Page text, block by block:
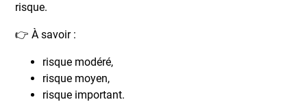
risque.
👉 À savoir :
risque modéré,
risque moyen,
risque important.